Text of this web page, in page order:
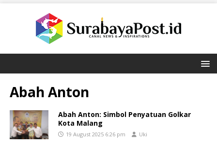
Abah Anton
Abah Anton: Simbol Penyatuan Golkar
Kota Malang
19 August 2025 6:26 pm Uki